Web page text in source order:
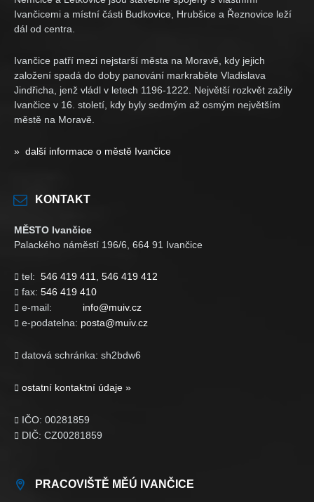
Ivančicemi a místní části Budkovice, Hrubšice a Řeznovice leží
dál od centra.
Ivančice patří mezi nejstarší města na Moravě, kdy jejich
založení spadá do doby panování markraběte Vladislava
Jindřicha, jenž vládl v letech 1196-1222. Největší rozkvět zažily
Ivančice v 16. století, kdy byly sedmým až osmým největším
městě na Moravě.
» další informace o městě Ivančice
KONTAKT
MĚSTO Ivančice
Palackého náměstí 196/6, 664 91 Ivančice
 tel: 546 419 411 546 419 412
 fax: 546 419 410
 e-mail: info@muiv.cz
 e-podatelna: posta@muiv.cz
 datová schránka: sh2bdw6
 ostatní kontaktní údaje »
 IČO: 00281859
 DIČ: CZ00281859
PRACOVIŠTĚ MĚÚ IVANČICE